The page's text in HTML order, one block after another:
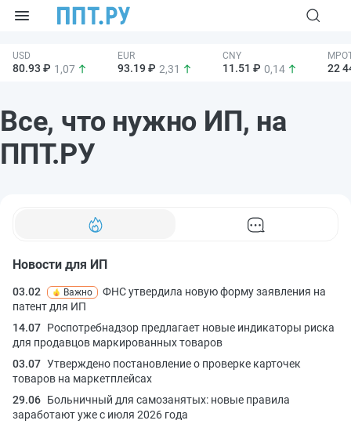
80.93 ₽ 1,07 93.19 ₽ 2,31 11.51 ₽ 0,14 22
Все, что нужно ИП, на
ППТ.РУ
Новости для ИП
03.02 Важно
ФНС утвердила новую форму заявления на
патент для ИП
14.07 Роспотребнадзор предлагает новые индикаторы риска
для продавцов маркированных товаров
03.07 Утверждено постановление о проверке карточек
товаров на маркетплейсах
29.06 Больничный для самозанятых: новые правила
заработают уже с июля 2026 года